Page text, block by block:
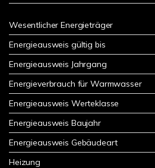
Wesentlicher Energieträger
Energieausweis gültig bis
Energieausweis Jahrgang
Energieverbrauch für Warmwasser
Energieausweis Werteklasse
Energieausweis Baujahr
Energieausweis Gebäudeart
Heizung